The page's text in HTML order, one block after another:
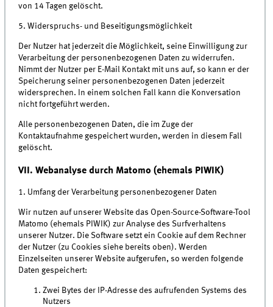
von 14 Tagen gelöscht.
5. Widerspruchs- und Beseitigungsmöglichkeit
Der Nutzer hat jederzeit die Möglichkeit, seine Einwilligung zur
Verarbeitung der personenbezogenen Daten zu widerrufen.
Nimmt der Nutzer per E-Mail Kontakt mit uns auf, so kann er der
Speicherung seiner personenbezogenen Daten jederzeit
widersprechen. In einem solchen Fall kann die Konversation
nicht fortgeführt werden.
Alle personenbezogenen Daten, die im Zuge der
Kontaktaufnahme gespeichert wurden, werden in diesem Fall
gelöscht.
VII. Webanalyse durch Matomo (ehemals PIWIK)
1. Umfang der Verarbeitung personenbezogener Daten
Wir nutzen auf unserer Website das Open-Source-Software-Tool
Matomo (ehemals PIWIK) zur Analyse des Surfverhaltens
unserer Nutzer. Die Software setzt ein Cookie auf dem Rechner
der Nutzer (zu Cookies siehe bereits oben). Werden
Einzelseiten unserer Website aufgerufen, so werden folgende
Daten gespeichert:
Zwei Bytes der IP-Adresse des aufrufenden Systems des
Nutzers